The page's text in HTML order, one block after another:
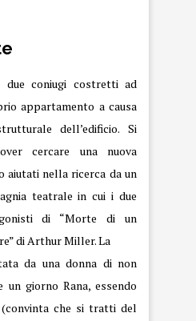
due coniugi costretti ad
appartamento a causa
dell’edificio. Si
cercare una nuova
aiutati nella ricerca da un
teatrale in cui i due
di “Morte di un
di Arthur Miller. La
da una donna di non
un giorno Rana, essendo
che si tratti del